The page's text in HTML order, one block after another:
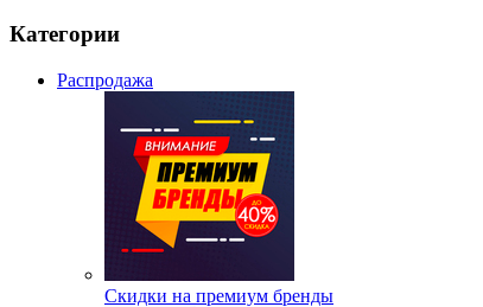
Категории
Распродажа
Скидки на премиум бренды